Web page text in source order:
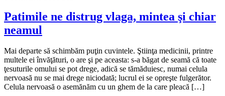
Patimile ne distrug vlaga, mintea şi chiar
neamul
Mai departe să schimbăm puţin cuvintele. Ştiinţa medicinii, printre
multele ei învăţături, o are şi pe aceasta: s-a băgat de seamă că toate
ţesuturile omului se pot drege, adică se tămăduiesc, numai celula
nervoasă nu se mai drege niciodată; lucrul ei se opreşte fulgerător.
Celula nervoasă o asemănăm cu un ghem de la care pleacă […]